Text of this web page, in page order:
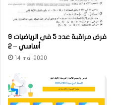
فرض مراقبة عدد 5 في الرياضيات 9
أساسي – 2
14 mai 2020